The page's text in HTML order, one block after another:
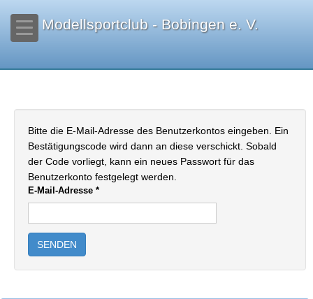
Modellsportclub - Bobingen e. V.
Bitte die E-Mail-Adresse des Benutzerkontos eingeben. Ein
Bestätigungscode wird dann an diese verschickt. Sobald
der Code vorliegt, kann ein neues Passwort für das
Benutzerkonto festgelegt werden.
E-Mail-Adresse *
SENDEN